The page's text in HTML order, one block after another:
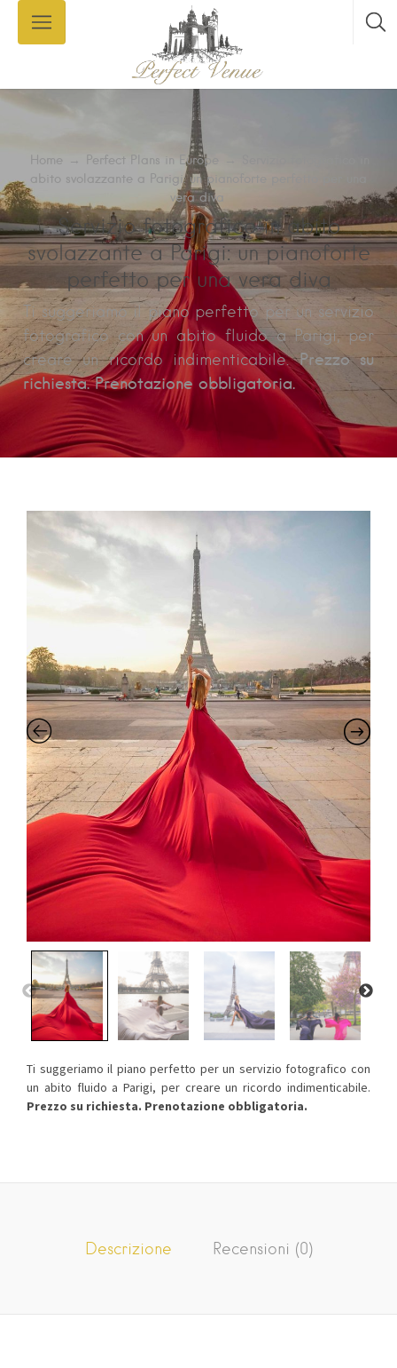
Home → Perfect Plans in Europe
abito svolazzante a Parigi: un pianoforte perfetto per una
vera diva
Servizio fotografico in abito
svolazzante a Parigi: un pianoforte
perfetto per una vera diva
Ti suggeriamo il piano perfetto per un servizio
fotografico con un abito fluido a Parigi, per
creare un ricordo indimenticabile.Prezzo su
richiesta. Prenotazione obbligatoria.
Ti suggeriamo il piano perfetto per un servizio fotografico con
un abito fluido a Parigi, per creare un ricordo indimenticabile.
Prezzo su richiesta. Prenotazione obbligatoria.
Descrizione Recensioni (0)